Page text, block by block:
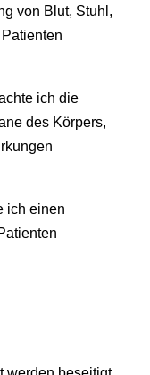
von Blut, Stuhl,
ich die
des Körpers,
ich einen